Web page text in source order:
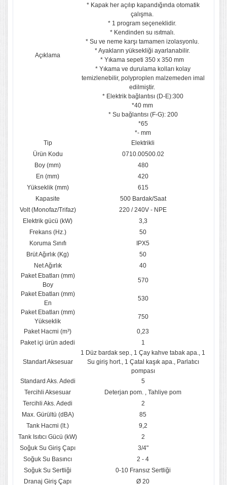
Açıklama
* Kapak her açılıp kapandığında otomatik
çalışma.
* 1 program seçeneklidir.
* Kendinden su ısıtmalı.
* Su ve neme karşı tamamen izolasyonlu.
* Ayakların yüksekliği ayarlanabilir.
* Yıkama sepeti 350 x 350 mm
* Yıkama ve durulama kolları kolay
temizlenebilir, polyproplen malzemeden imal
edilmiştir.
* Elektrik bağlantısı (D-E):300
*40 mm
* Su bağlantısı (F-G): 200
*65
*- mm
Tip
Elektrikli
Ürün Kodu
0710.00500.02
Boy (mm)
480
En (mm)
420
Yükseklik (mm)
615
Kapasite
500 Bardak/Saat
Volt (Monofaz/Trifaz)
220 / 240V - NPE
Elektrik gücü (kW)
3,3
Frekans (Hz.)
50
Koruma Sınıfı
IPX5
Brüt Ağırlık (Kg)
50
Net Ağırlık
40
Paket Ebatları (mm)
Boy
570
Paket Ebatları (mm)
En
530
Paket Ebatları (mm)
Yükseklik
750
Paket Hacmi (m³)
0,23
Paket içi ürün adedi
1
Standart Aksesuar
1 Düz bardak sep., 1 Çay kahve tabak apa., 1
Su giriş hort., 1 Çatal kaşık apa., Parlatıcı
pompası
Standard Aks. Adedi
5
Tercihli Aksesuar
Deterjan pom. , Tahliye pom
Tercihli Aks. Adedi
2
Max. Gürültü (dBA)
85
Tank Hacmi (lt.)
9,2
Tank Isıtıcı Gücü (kW)
2
Soğuk Su Giriş Çapı
3/4"
Soğuk Su Basıncı
2 - 4
Soğuk Su Sertliği
0-10 Fransız Sertliği
Dranaj Giriş Çapı
Ø 20